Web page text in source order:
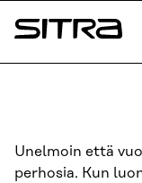
Siirry
suoraan
Sitra
Unelmoin että
perhosia. Kun